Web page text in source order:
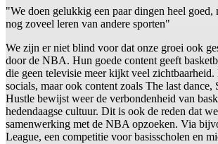
"We doen gelukkig een paar dingen heel
nog zoveel leren van andere sporten"
We zijn er niet blind voor dat onze groei ook
door de NBA. Hun goede content geeft
die geen televisie meer kijkt veel
socials, maar ook content zoals The last dance,
Hustle bewijst weer de verbondenheid van
hedendaagse cultuur. Dit is ook de reden dat
samenwerking met de NBA opzoeken. Via
League, een competitie voor basisscholen en